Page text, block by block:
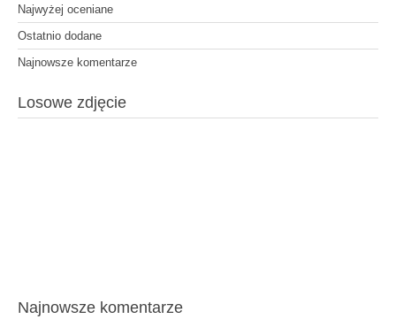
Najwyżej oceniane
Ostatnio dodane
Najnowsze komentarze
Losowe zdjęcie
Najnowsze komentarze